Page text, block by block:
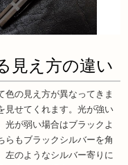
見え方の違い
色の見え方が異なってきま
見せてくれます。光が強い
光が弱い場合はブラックよ
らもブラックシルバーを角
左のようなシルバー寄りに